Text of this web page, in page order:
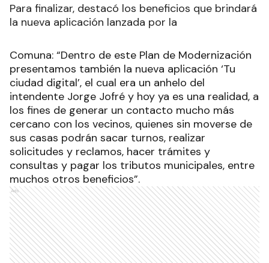
Para finalizar, destacó los beneficios que brindará
la nueva aplicación lanzada por la
Comuna: “Dentro de este Plan de Modernización
presentamos también la nueva aplicación ‘Tu
ciudad digital’, el cual era un anhelo del
intendente Jorge Jofré y hoy ya es una realidad, a
los fines de generar un contacto mucho más
cercano con los vecinos, quienes sin moverse de
sus casas podrán sacar turnos, realizar
solicitudes y reclamos, hacer trámites y
consultas y pagar los tributos municipales, entre
muchos otros beneficios”.
Ads